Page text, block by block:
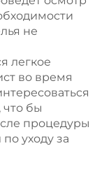
не
легкое
во время
бы
процедуры
уходу за